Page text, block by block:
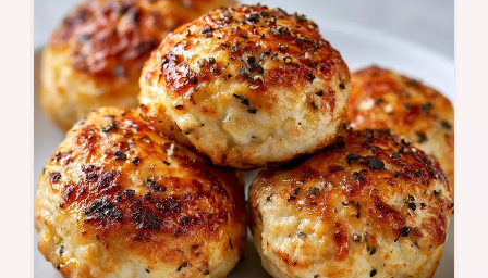
cuisson pour réussir ce plat maison.